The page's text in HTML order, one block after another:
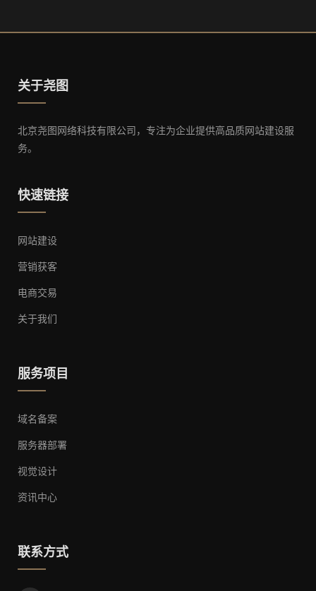
关于尧图
北京尧图网络科技有限公司，专注为企业提供高品质网站建设服
务。
快速链接
网站建设
营销获客
电商交易
关于我们
服务项目
域名备案
服务器部署
视觉设计
资讯中心
联系方式